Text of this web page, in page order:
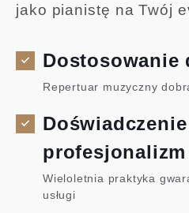
jako pianistę na Twój
Dostosowanie
Repertuar muzyczny
profesjonalizm
Wieloletnia praktyka
usługi